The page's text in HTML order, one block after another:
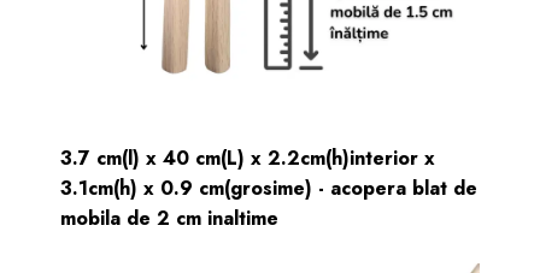
3.7 cm(l) x 40 cm(L) x 2.2cm(h)interior x
3.1cm(h) x 0.9 cm(grosime) - acopera blat de
mobila de 2 cm inaltime